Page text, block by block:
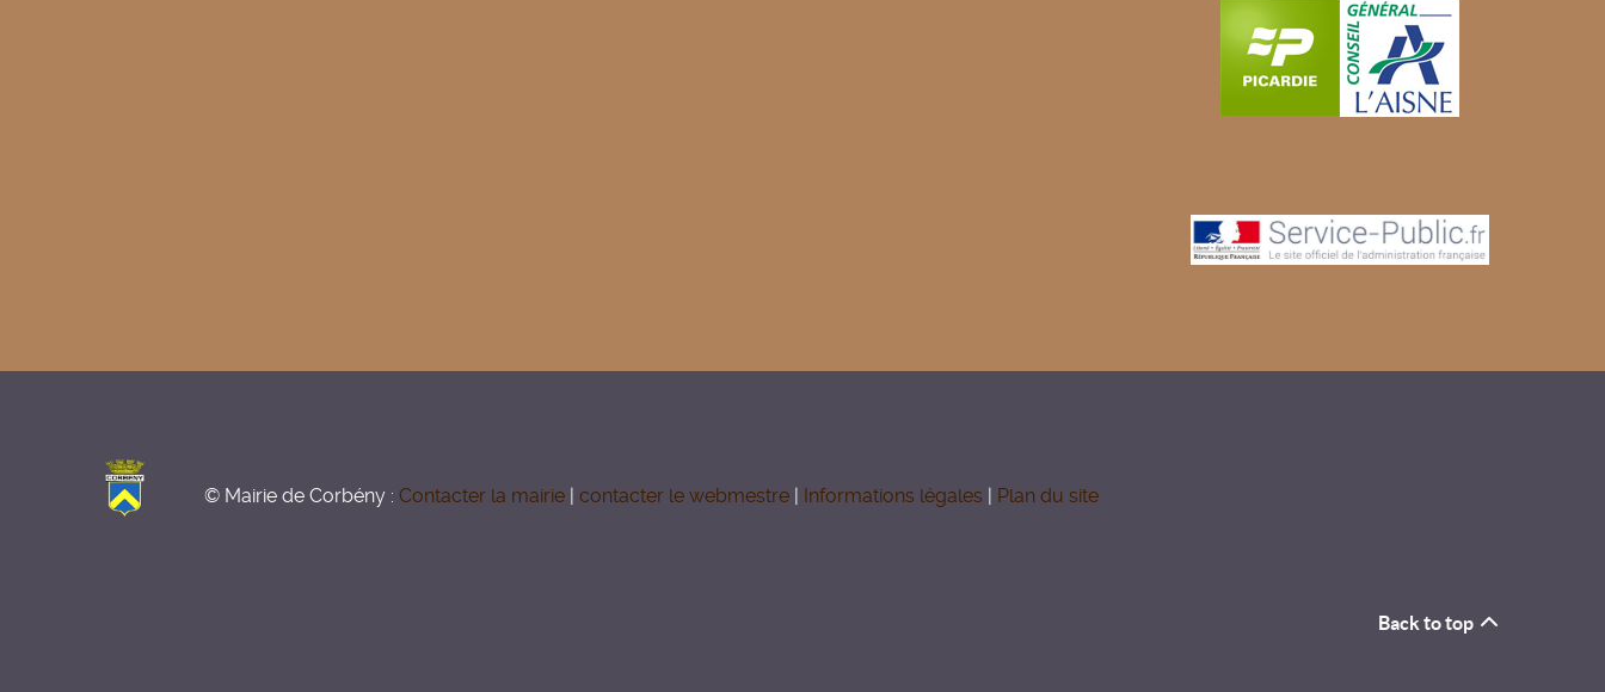
© Mairie de Corbény : Contacter la mairie | contacter le webmestre | Informations légales | Plan du site
Back to top